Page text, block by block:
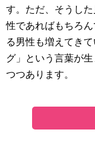
す。ただ、そうし
性であればもちろ
る男性も増えてき
グ」という言葉が
つつあります。